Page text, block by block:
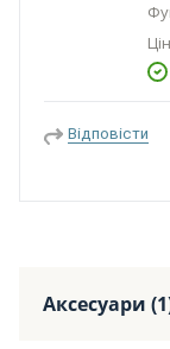
Відповісти
Аксесуари